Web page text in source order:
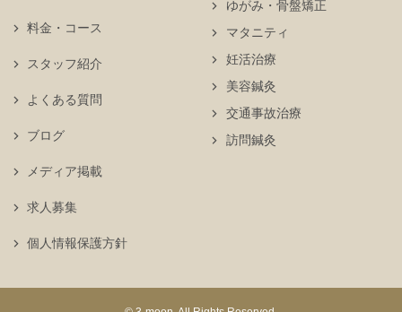
ゆがみ・骨盤矯正
マタニティ
妊活治療
美容鍼灸
交通事故治療
訪問鍼灸
料金・コース
スタッフ紹介
よくある質問
ブログ
メディア掲載
求人募集
個人情報保護方針